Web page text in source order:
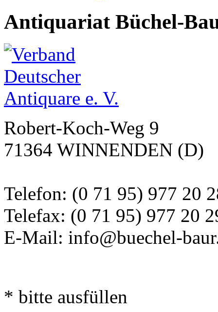
Antiquariat Büchel-
Robert-Koch-Weg 9
71364 WINNENDEN (D)
Telefon: (0 71 95) 977 20
Telefax: (0 71 95) 977 20
E-Mail: info@buechel-
* bitte ausfüllen